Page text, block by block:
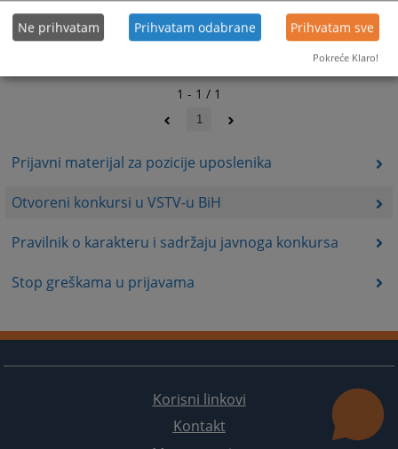
Prijavni materijal za pozicije uposlenika
Otvoreni konkursi u VSTV-u BiH
Pravilnik o karakteru i sadržaju javnoga konkursa
Stop greškama u prijavama
1 - 1 / 1
1
Korisni linkovi
Kontakt
Ne prihvatam Prihvatam odabrane Prihvatam sve
Pokreće Klaro!